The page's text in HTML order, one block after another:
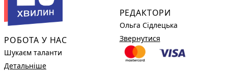
РОБОТА У НАС
Шукаєм таланти
Детальніше
РЕДАКТОРИ
Ольга Сідлецька
Звернутися